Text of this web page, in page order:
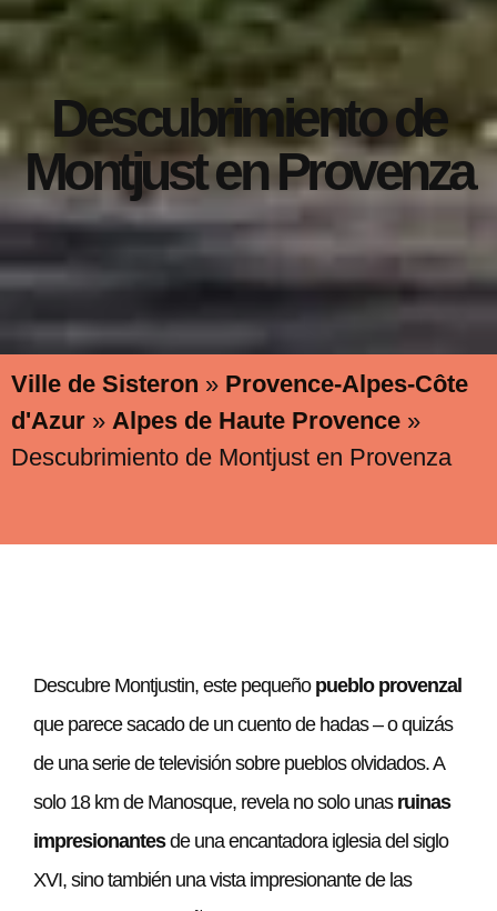
Descubrimiento de
Montjust en Provenza
Ville de Sisteron » Provence-Alpes-Côte
d'Azur » Alpes de Haute Provence »
Descubrimiento de Montjust en Provenza
Descubre Montjustin, este pequeño pueblo provenzal
que parece sacado de un cuento de hadas – o quizás
de una serie de televisión sobre pueblos olvidados. A
solo 18 km de Manosque, revela no solo unas ruinas
impresionantesde una encantadora iglesia del siglo
XVI, sino también una vista impresionante de las